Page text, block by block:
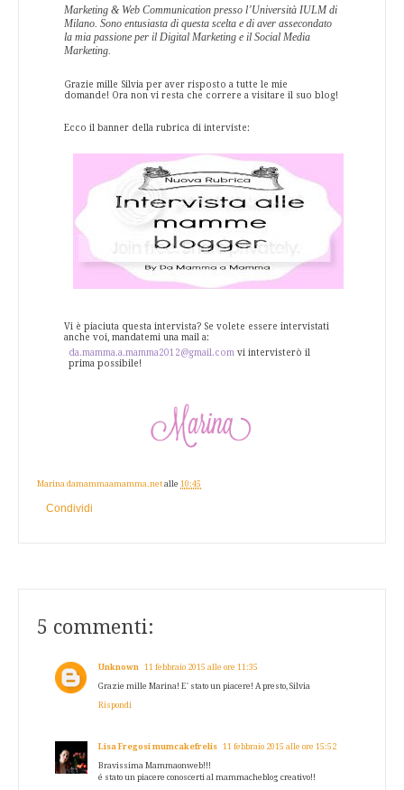
Marketing & Web Communication presso l’Università IULM di
Milano. Sono entusiasta di questa scelta e di aver assecondato
la mia passione per il Digital Marketing e il Social Media
Marketing.
Grazie mille Silvia per aver risposto a tutte le mie
domande! Ora non vi resta che correre a visitare il suo blog!
Ecco il banner della rubrica di interviste:
Vi è piaciuta questa intervista? Se volete essere intervistati
anche voi, mandatemi una mail a:
da.mamma.a.mamma2012@gmail.com vi intervisterò il
prima possibile!
Marina damammaamamma.net alle 10:45
Condividi
5 commenti:
Unknown 11 febbraio 2015 alle ore 11:35
Grazie mille Marina! E' stato un piacere! A presto, Silvia
Rispondi
Lisa Fregosi mumcakefrelis 11 febbraio 2015 alle ore 15:52
Bravissima Mammaonweb!!!
é stato un piacere conoscerti al mammacheblog creativo!!